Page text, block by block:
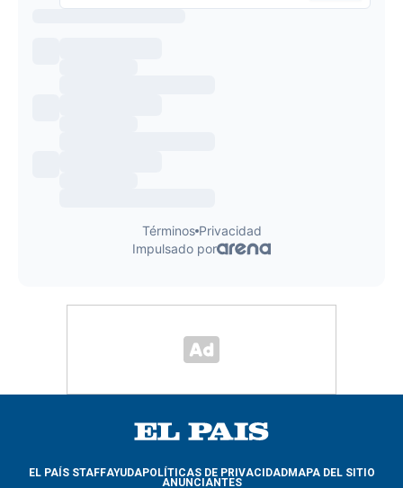
EL PAÍS STAFFAYUDAPOLÍTICAS DE PRIVACIDADMAPA DEL SITIO
ANUNCIANTES